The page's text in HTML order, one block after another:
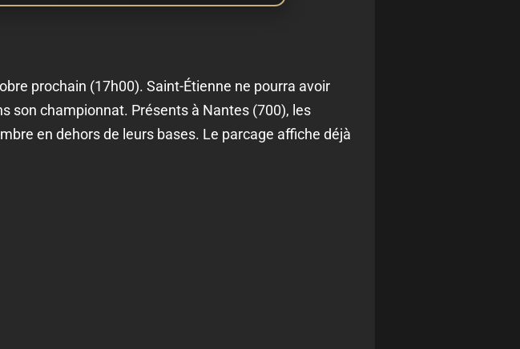
prochain (17h00). Saint-Étienne ne pourra avoir
son championnat. Présents à Nantes (700), les
en dehors de leurs bases. Le parcage affiche déjà